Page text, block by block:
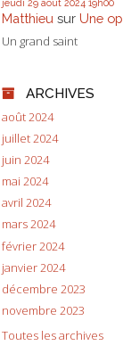
jeudi 29 août 2024 19h00
Matthieu sur Une
Un grand saint
ARCHIVES
août 2024
juillet 2024
juin 2024
mai 2024
avril 2024
mars 2024
février 2024
janvier 2024
décembre 2023
novembre 2023
Toutes les archives